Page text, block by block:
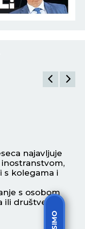
najavljuje
s kolegama i
s osobom
ili društvenih